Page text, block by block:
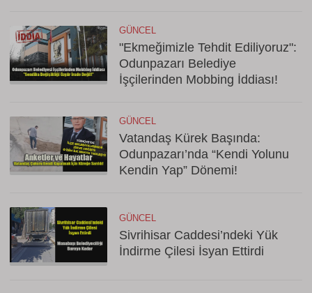
GÜNCEL
"Ekmeğimizle Tehdit Ediliyoruz":
Odunpazarı Belediye
İşçilerinden Mobbing İddiası!
GÜNCEL
Vatandaş Kürek Başında:
Odunpazarı’nda “Kendi Yolunu
Kendin Yap” Dönemi!
GÜNCEL
Sivrihisar Caddesi’ndeki Yük
İndirme Çilesi İsyan Ettirdi